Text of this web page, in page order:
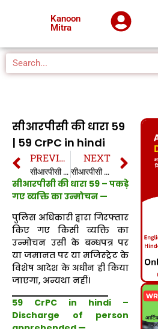
Kanoon
Mitra
सीआरपीसी की धारा 59
| 59 CrPC in hindi
PREVIOUS
सीआरपीसी की धारा 58 | 58 CrPC in hindi
NEXT
सीआरपीसी की धारा 60 | 60 CrPC in hindi
सीआरपीसी की धारा 59 – पकड़े
गए व्यक्ति का उन्मोचन —
पुलिस अधिकारी द्वारा गिरफ्तार
किए गए किसी व्यक्ति का
उन्मोचन उसी के बन्धपत्र पर
या जमानत पर या मजिस्ट्रेट के
विशेष आदेश के अधीन ही किया
जाएगा, अन्यथा नहीं।
59 CrPC in hindi –
Discharge of person